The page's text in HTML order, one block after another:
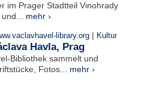
im Prager Stadtteil Vinohrady
mehr ›
library.org | Kultur
Havla, Prag
Bibliothek sammelt und
Fotos... mehr ›